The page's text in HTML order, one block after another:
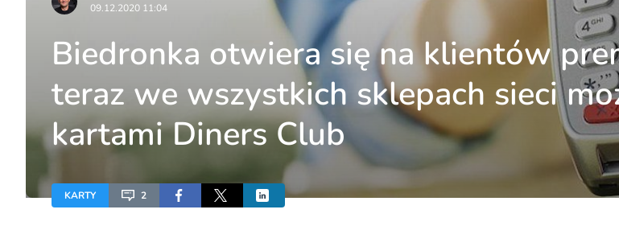
09.12.2020 11:04
Biedronka otwiera się na klientów
teraz we wszystkich sklepach sieci
kartami Diners Club
KARTY 2